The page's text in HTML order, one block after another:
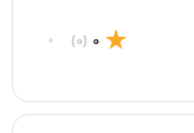
0
(0)